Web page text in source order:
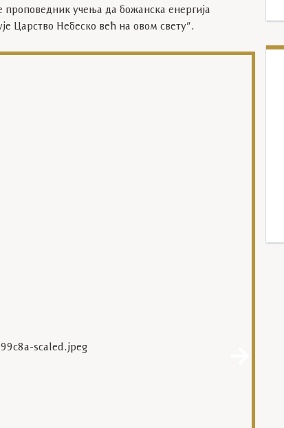
проповедник учења да божанска енергија
Царство Небеско већ на овом свету”.